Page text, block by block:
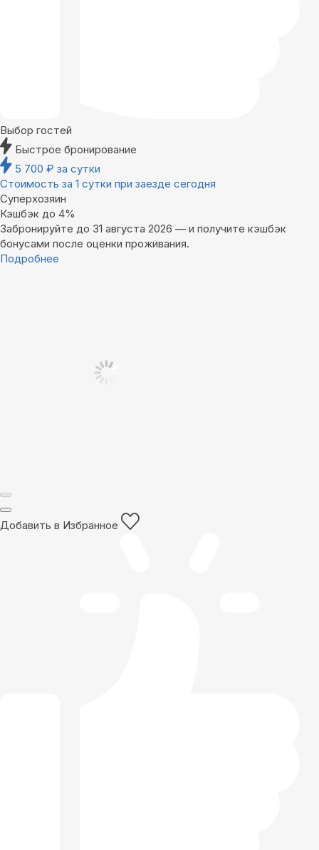
Выбор гостей
Быстрое бронирование
5 700 ₽ за сутки
Стоимость за 1 сутки при заезде сегодня
Суперхозяин
Кэшбэк до 4%
Забронируйте до 31 августа 2026 — и получите кэшбэк
бонусами после оценки проживания.
Подробнее
Добавить в Избранное